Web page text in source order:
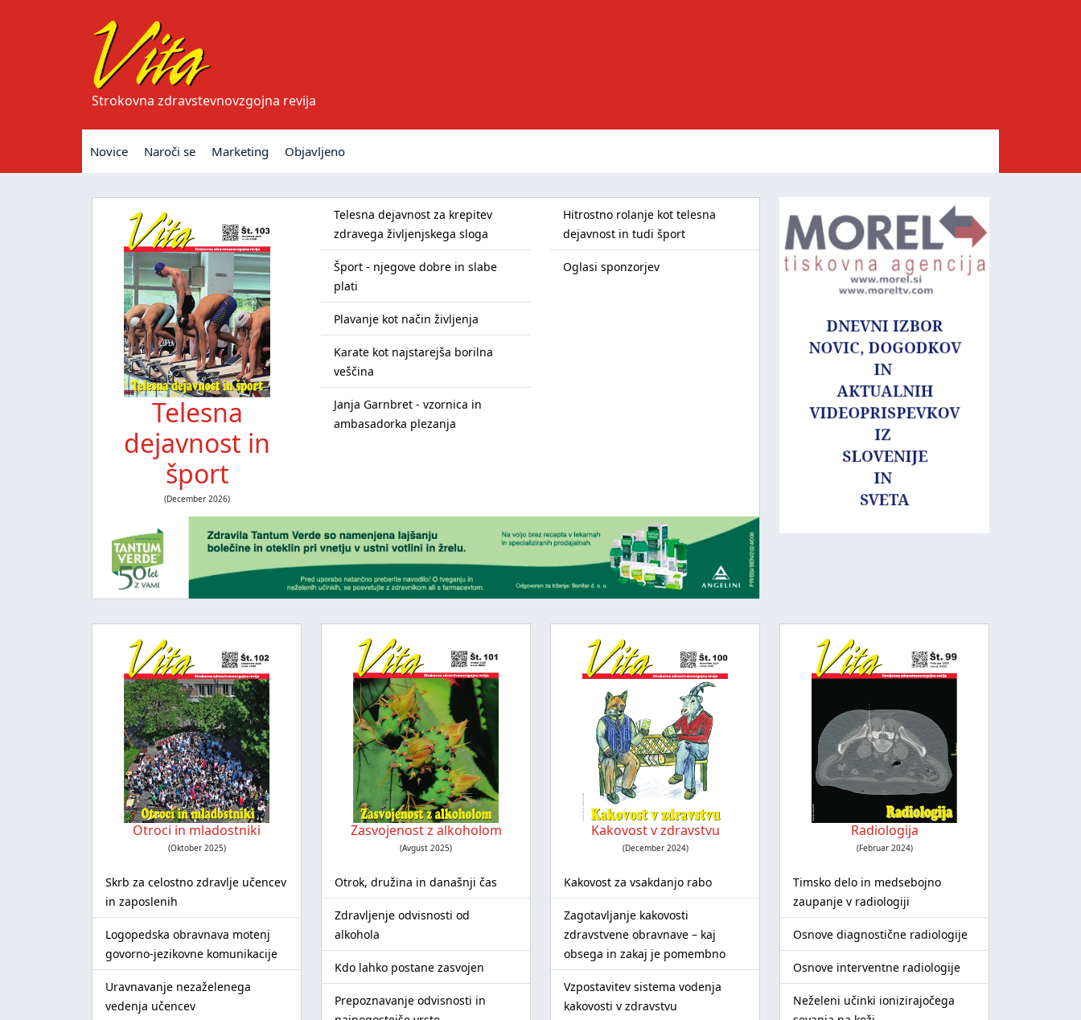
Strokovna zdravstevnovzgojna revija
Novice Naroči se Marketing Objavljeno
Telesna
dejavnost in
šport
(December 2026)
Telesna dejavnost za krepitev
zdravega življenjskega sloga
Šport - njegove dobre in slabe
plati
Plavanje kot način življenja
Karate kot najstarejša borilna
veščina
Janja Garnbret - vzornica in
ambasadorka plezanja
Hitrostno rolanje kot telesna
dejavnost in tudi šport
Oglasi sponzorjev
Otroci in mladostniki
(Oktober 2025)
Skrb za celostno zdravlje učencev
in zaposlenih
Logopedska obravnava motenj
govorno-jezikovne komunikacije
Uravnavanje nezaželenega
vedenja učencev
Zasvojenost z alkoholom
(Avgust 2025)
Otrok, družina in današnji čas
Zdravljenje odvisnosti od
alkohola
Kdo lahko postane zasvojen
Prepoznavanje odvisnosti in
Kakovost v zdravstvu
(December 2024)
Kakovost za vsakdanjo rabo
Zagotavljanje kakovosti
zdravstvene obravnave – kaj
obsega in zakaj je pomembno
Vzpostavitev sistema vodenja
kakovosti v zdravstvu
Radiologija
(Februar 2024)
Timsko delo in medsebojno
zaupanje v radiologiji
Osnove diagnostične radiologije
Osnove interventne radiologije
Neželeni učinki ionizirajočega